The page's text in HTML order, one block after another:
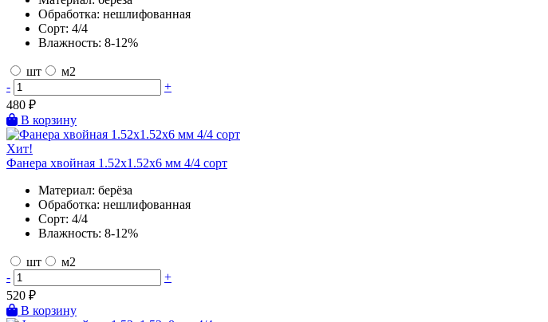
Обработка: нешлифованная
Сорт: 4/4
Влажность: 8-12%
шт
м2
-
+
480 ₽
В корзину
Хит!
Фанера хвойная 1.52х1.52х6 мм 4/4 сорт
Материал: берёза
Обработка: нешлифованная
Сорт: 4/4
Влажность: 8-12%
шт
м2
-
+
520 ₽
В корзину